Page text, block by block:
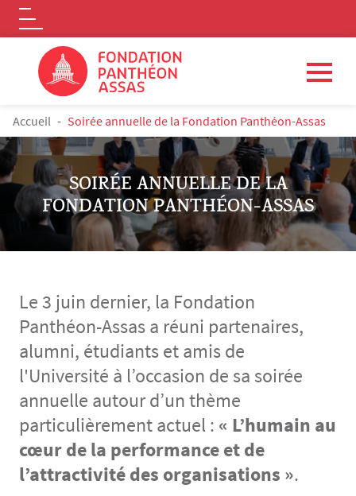
Aller au contenu principal
Logo
FIL D'ARIANE
Accueil Soirée annuelle de la Fondation Panthéon-Assas
SOIRÉE ANNUELLE DE LA
FONDATION PANTHÉON-ASSAS
Le 3 juin dernier, la Fondation
Panthéon-Assas a réuni partenaires,
alumni, étudiants et amis de
l'Université à l’occasion de sa soirée
annuelle autour d’un thème
particulièrement actuel : « L’humain au
cœur de la performance et de
l’attractivité des organisations ».